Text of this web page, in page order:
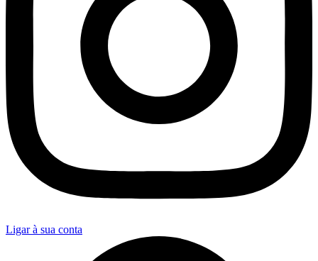
Ligar à sua conta